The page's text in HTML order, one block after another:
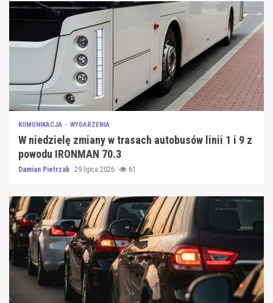
KOMUNIKACJA WYDARZENIA
W niedzielę zmiany w trasach autobusów linii 1 i 9 z
powodu IRONMAN 70.3
Damian Pietrzak 29 lipca 2026 61